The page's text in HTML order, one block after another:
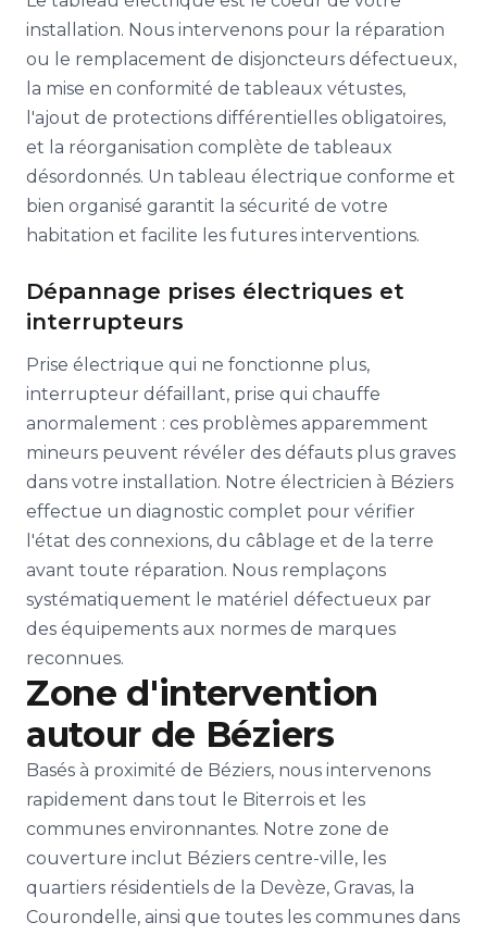
installation. Nous intervenons pour la réparation
ou le remplacement de disjoncteurs défectueux,
la mise en conformité de tableaux vétustes,
l'ajout de protections différentielles obligatoires,
et la réorganisation complète de tableaux
désordonnés. Un tableau électrique conforme et
bien organisé garantit la sécurité de votre
habitation et facilite les futures interventions.
Dépannage prises électriques et
interrupteurs
Prise électrique qui ne fonctionne plus,
interrupteur défaillant, prise qui chauffe
anormalement : ces problèmes apparemment
mineurs peuvent révéler des défauts plus graves
dans votre installation. Notre électricien à Béziers
effectue un diagnostic complet pour vérifier
l'état des connexions, du câblage et de la terre
avant toute réparation. Nous remplaçons
systématiquement le matériel défectueux par
des équipements aux normes de marques
reconnues.
Zone d'intervention
autour de Béziers
Basés à proximité de Béziers, nous intervenons
rapidement dans tout le Biterrois et les
communes environnantes. Notre zone de
couverture inclut Béziers centre-ville, les
quartiers résidentiels de la Devèze, Gravas, la
Courondelle, ainsi que toutes les communes dans